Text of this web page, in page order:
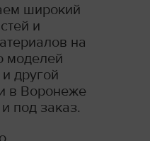
широкий
и
на
моделей
другой
в Воронеже
под заказ.